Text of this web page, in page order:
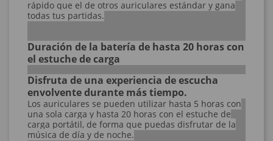
rápido que el de otros auriculares estándar y gana
todas tus partidas.
Duración de la batería de hasta 20 horas con
el estuche de carga
Disfruta de una experiencia de escucha
envolvente durante más tiempo.
Los auriculares se pueden utilizar hasta 5 horas con
una sola carga y hasta 20 horas con el estuche de
carga portátil, de forma que puedas disfrutar de la
música de día y de noche.